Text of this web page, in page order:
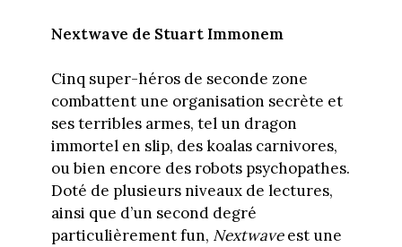
Nextwave de Stuart Immonem
Cinq super-héros de seconde zone
combattent une organisation secrète et
ses terribles armes, tel un dragon
immortel en slip, des koalas carnivores,
ou bien encore des robots psychopathes.
Doté de plusieurs niveaux de lectures,
ainsi que d’un second degré
particulièrement fun, Nextwaveest une